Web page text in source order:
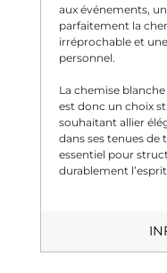
aux événements,
parfaitement la
irréprochable et
personnel.
La chemise
est donc un choix
souhaitant allier
dans ses tenues de
essentiel pour
durablement